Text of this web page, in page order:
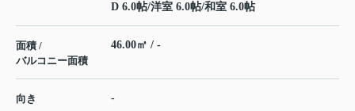
D 6.0帖/洋室 6.0帖/和室 6.0帖
面積 /
バルコニー面積
46.00㎡ / -
向き -